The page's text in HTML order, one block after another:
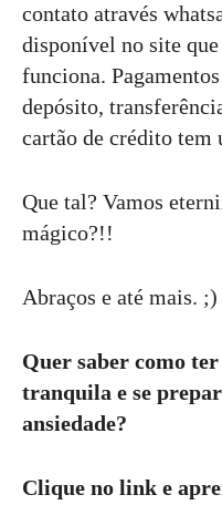
contato através
disponível no site
funciona.
depósito,
cartão de crédito tem
Que tal? Vamos
mágico?!!
Abraços e até mais. ;)
Quer saber como
tranquila e se
ansiedade?
Clique no link e